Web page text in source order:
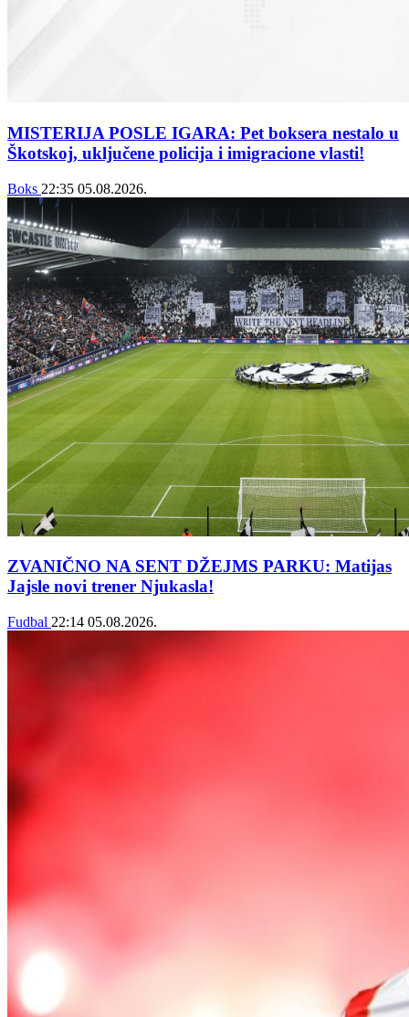
MISTERIJA POSLE IGARA: Pet boksera nestalo u
Škotskoj, uključene policija i imigracione vlasti!
Boks 22:35 05.08.2026.
ZVANIČNO NA SENT DŽEJMS PARKU: Matijas
Jajsle novi trener Njukasla!
Fudbal 22:14 05.08.2026.